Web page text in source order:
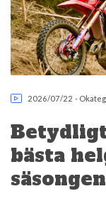
2026/07/22 -
bästa